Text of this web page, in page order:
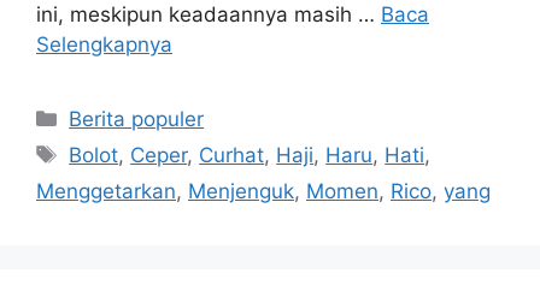
ini, meskipun keadaannya masih … Baca
Selengkapnya
Kategori
Berita populer
Tag
Bolot, Ceper, Curhat, Haji, Haru, Hati,
Menggetarkan, Menjenguk, Momen, Rico, yang